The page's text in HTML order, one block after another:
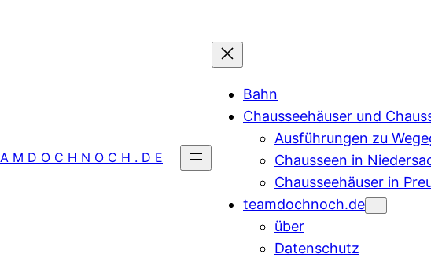
M D O C H N O C H . D E
Bahn
Chausseehäuser und
Ausführungen zu
Chausseen in
Chausseehäuser in
teamdochnoch.de
über
Datenschutz